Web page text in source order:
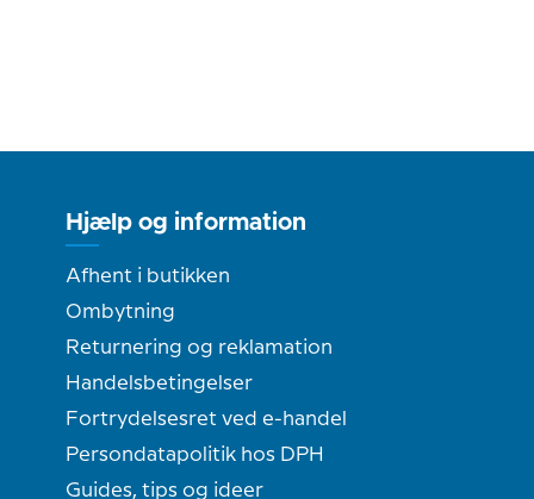
Hjælp og information
Afhent i butikken
Ombytning
Returnering og reklamation
Handelsbetingelser
Fortrydelsesret ved e-handel
Persondatapolitik hos DPH
Guides, tips og ideer